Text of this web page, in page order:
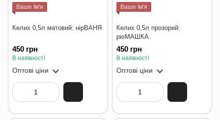
Ваше Ім'я
Келих 0,5л матовий: нірВАНЯ
450 грн
В наявності
Оптові ціни
Ваше Ім'я
Келих 0,5л прозорий:
рюМАШКА
450 грн
В наявності
Оптові ціни